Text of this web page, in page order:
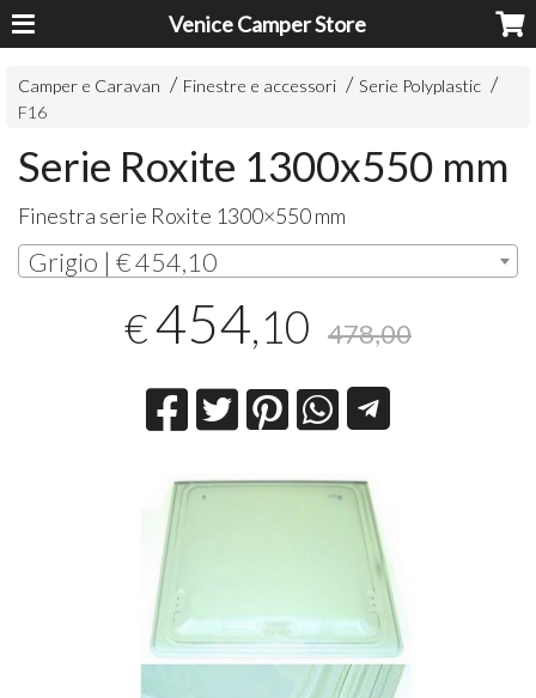
Venice Camper Store
Camper e Caravan Finestre e accessori
Serie Polyplastic
F16
Serie Roxite 1300x550 mm
Finestra serie Roxite 1300×550 mm
Grigio | € 454,10
€454,10 478,00